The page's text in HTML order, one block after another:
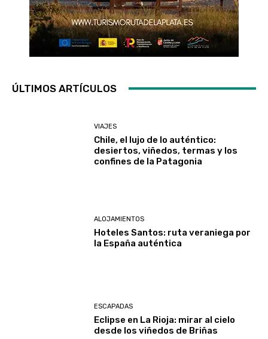
ÚLTIMOS ARTÍCULOS
VIAJES
Chile, el lujo de lo auténtico:
desiertos, viñedos, termas y los
confines de la Patagonia
ALOJAMIENTOS
Hoteles Santos: ruta veraniega por
la España auténtica
ESCAPADAS
Eclipse en La Rioja: mirar al cielo
desde los viñedos de Briñas